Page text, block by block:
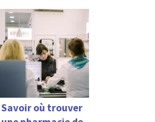
Savoir où trouver